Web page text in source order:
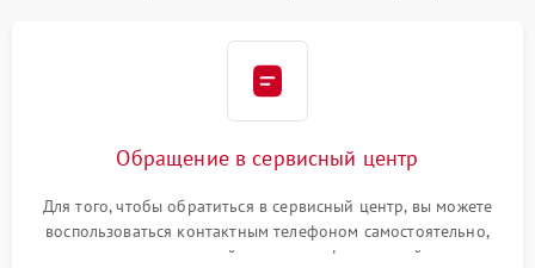
Обращение в сервисный центр
Для того, чтобы обратиться в сервисный центр, вы можете
воспользоваться контактным телефоном самостоятельно,
или оставить свой номер телефона на сайте